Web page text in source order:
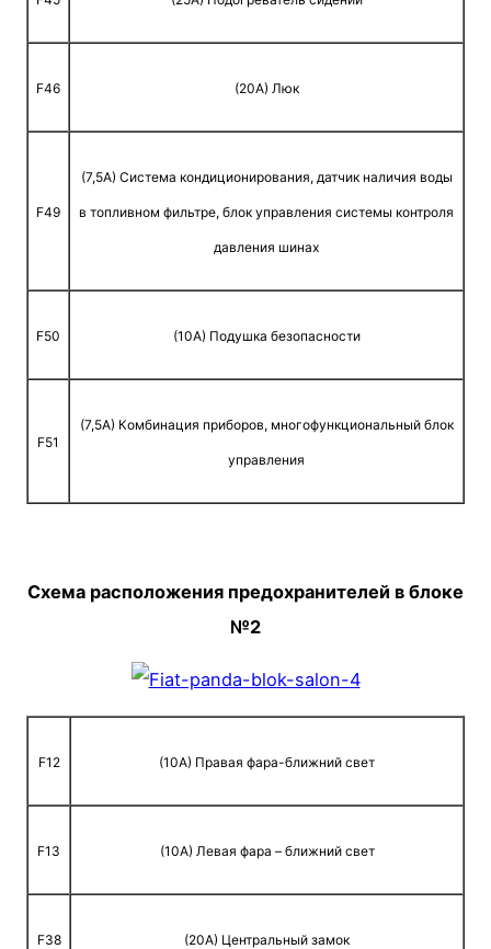
F46 (20A) Люк
F49
(7,5A) Система кондиционирования, датчик наличия воды
в топливном фильтре, блок управления системы контроля
давления шинах
F50 (10A) Подушка безопасности
F51
(7,5A) Комбинация приборов, многофункциональный блок
управления
Схема расположения предохранителей в блоке
№2
F12 (10A) Правая фара-ближний свет
F13 (10A) Левая фара – ближний свет
F38 (20A) Центральный замок